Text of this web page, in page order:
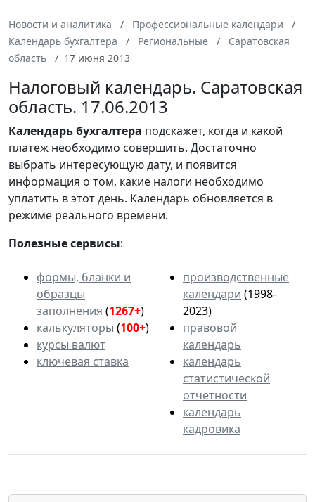
Новости и аналитика
Профессиональные календари
Календарь бухгалтера
Региональные
Саратовская
область
17 июня 2013
Налоговый календарь. Саратовская
область. 17.06.2013
Календарьбухгалтера подскажет, когда и какой
платеж необходимо совершить. Достаточно
выбрать интересующую дату, и появится
информация о том, какие налоги необходимо
уплатить в этот день. Календарь обновляется в
режиме реального времени.
Полезные сервисы:
формы, бланки и
образцы
заполнения (1267+)
калькуляторы (100+)
курсы валют
ключевая ставка
производственные
календари (1998-
2023)
правовой
календарь
календарь
статистической
отчетности
календарь
кадровика